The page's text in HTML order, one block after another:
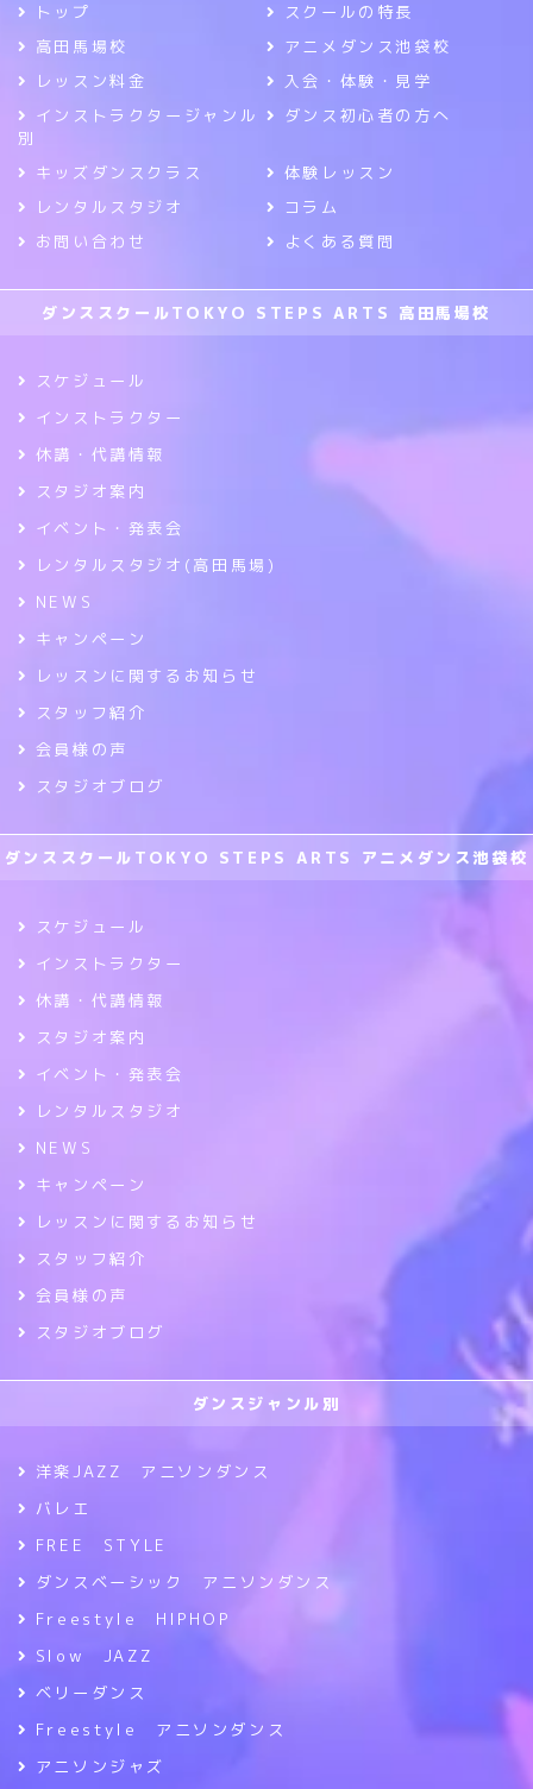
トップ
スクールの特長
高田馬場校
アニメダンス池袋校
レッスン料金
入会・体験・見学
インストラクタージャンル
別
ダンス初心者の方へ
キッズダンスクラス
体験レッスン
レンタルスタジオ
コラム
お問い合わせ
よくある質問
ダンススクールTOKYO STEPS ARTS 高田馬場校
スケジュール
インストラクター
休講・代講情報
スタジオ案内
イベント・発表会
レンタルスタジオ(高田馬場)
NEWS
キャンペーン
レッスンに関するお知らせ
スタッフ紹介
会員様の声
スタジオブログ
ダンススクールTOKYO STEPS ARTS アニメダンス池袋校
スケジュール
インストラクター
休講・代講情報
スタジオ案内
イベント・発表会
レンタルスタジオ
NEWS
キャンペーン
レッスンに関するお知らせ
スタッフ紹介
会員様の声
スタジオブログ
ダンスジャンル別
洋楽JAZZ アニソンダンス
バレエ
FREE STYLE
ダンスベーシック アニソンダンス
Freestyle HIPHOP
Slow JAZZ
ベリーダンス
Freestyle アニソンダンス
アニソンジャズ